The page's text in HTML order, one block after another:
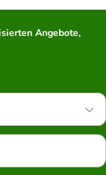
Angebote,